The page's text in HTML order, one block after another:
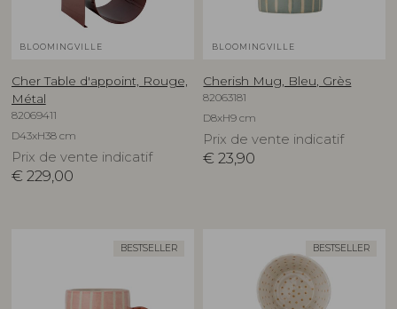
BLOOMINGVILLE
Cher Table d'appoint, Rouge,
Métal
82069411
D43xH38 cm
Prix de vente indicatif
€ 229,00
BLOOMINGVILLE
Cherish Mug, Bleu, Grès
82063181
D8xH9 cm
Prix de vente indicatif
€ 23,90
BESTSELLER BESTSELLER